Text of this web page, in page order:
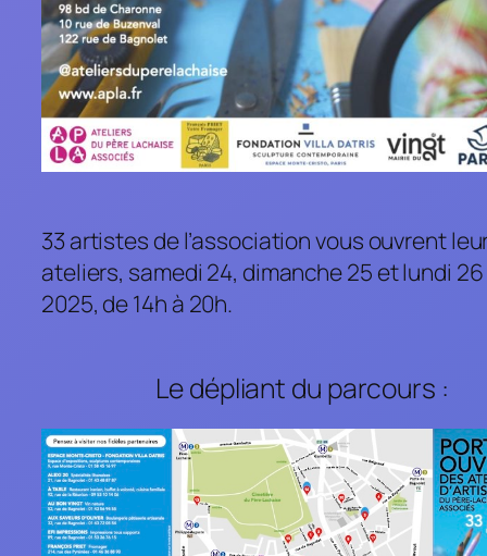
33 artistes de l’association vous ouvrent
ateliers, samedi 24, dimanche 25 et lundi
2025, de 14h à 20h.
Le dépliant du parcours :